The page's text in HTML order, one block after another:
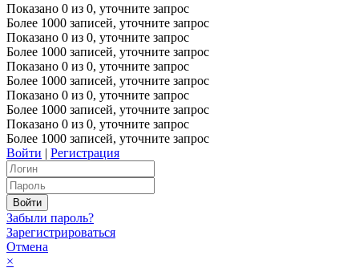
Показано 0 из 0, уточните запрос
Более 1000 записей, уточните запрос
Показано 0 из 0, уточните запрос
Более 1000 записей, уточните запрос
Показано 0 из 0, уточните запрос
Более 1000 записей, уточните запрос
Показано 0 из 0, уточните запрос
Более 1000 записей, уточните запрос
Показано 0 из 0, уточните запрос
Более 1000 записей, уточните запрос
Войти | Регистрация
Забыли пароль?
Зарегистрироваться
Отмена
×